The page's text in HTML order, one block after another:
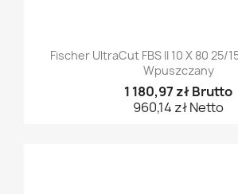
Fischer UltraCut FBS II 10 X 80 25/
Wpuszczany
1 180,97 zł Brutto
960,14 zł Netto